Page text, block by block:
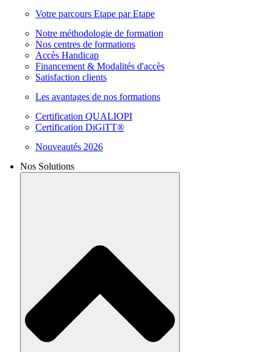
Votre parcours Etape par Etape
Notre méthodologie de formation
Nos centres de formations
Accès Handicap
Financement & Modalités d'accès
Satisfaction clients
Les avantages de nos formations
Certification QUALIOPI
Certification DiGiTT®
Nouveautés 2026
Nos Solutions